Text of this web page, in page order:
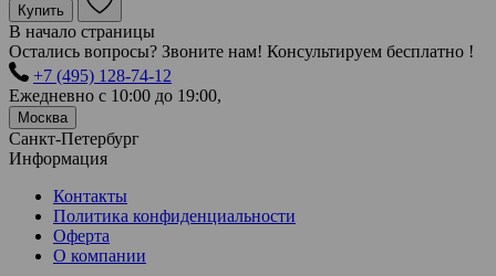
Купить
В начало страницы
Остались вопросы? Звоните нам! Консультируем бесплатно !
+7 (495) 128-74-12
Ежедневно с 10:00 до 19:00,
Москва
Санкт-Петербург
Информация
Контакты
Политика конфиденциальности
Оферта
О компании